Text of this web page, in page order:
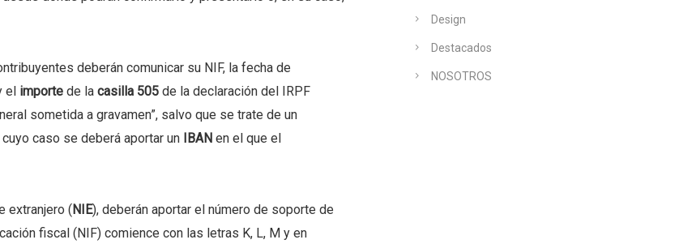
deberán comunicar su NIF, la fecha de
importe de la casilla 505 de la declaración del IRPF
sometida a gravamen”, salvo que se trate de un
caso se deberá aportar un
IBAN en el que el
extranjero ( NIE), deberán aportar el número de soporte de
fiscal (NIF) comience con las letras K, L, M y en
Design
Destacados
NOSOTROS